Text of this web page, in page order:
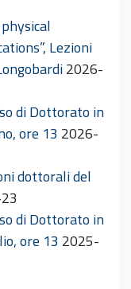
Lezioni
2026-
di Dottorato in
ore 13 2026-
dottorali del
di Dottorato in
ore 13 2025-